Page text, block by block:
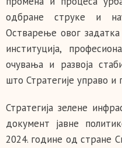
одбране струке и
Остварење овог
институција,
очувања и развоја
што Стратегије управо и
Стратегија зелене
документ јавне
2024. године од стране